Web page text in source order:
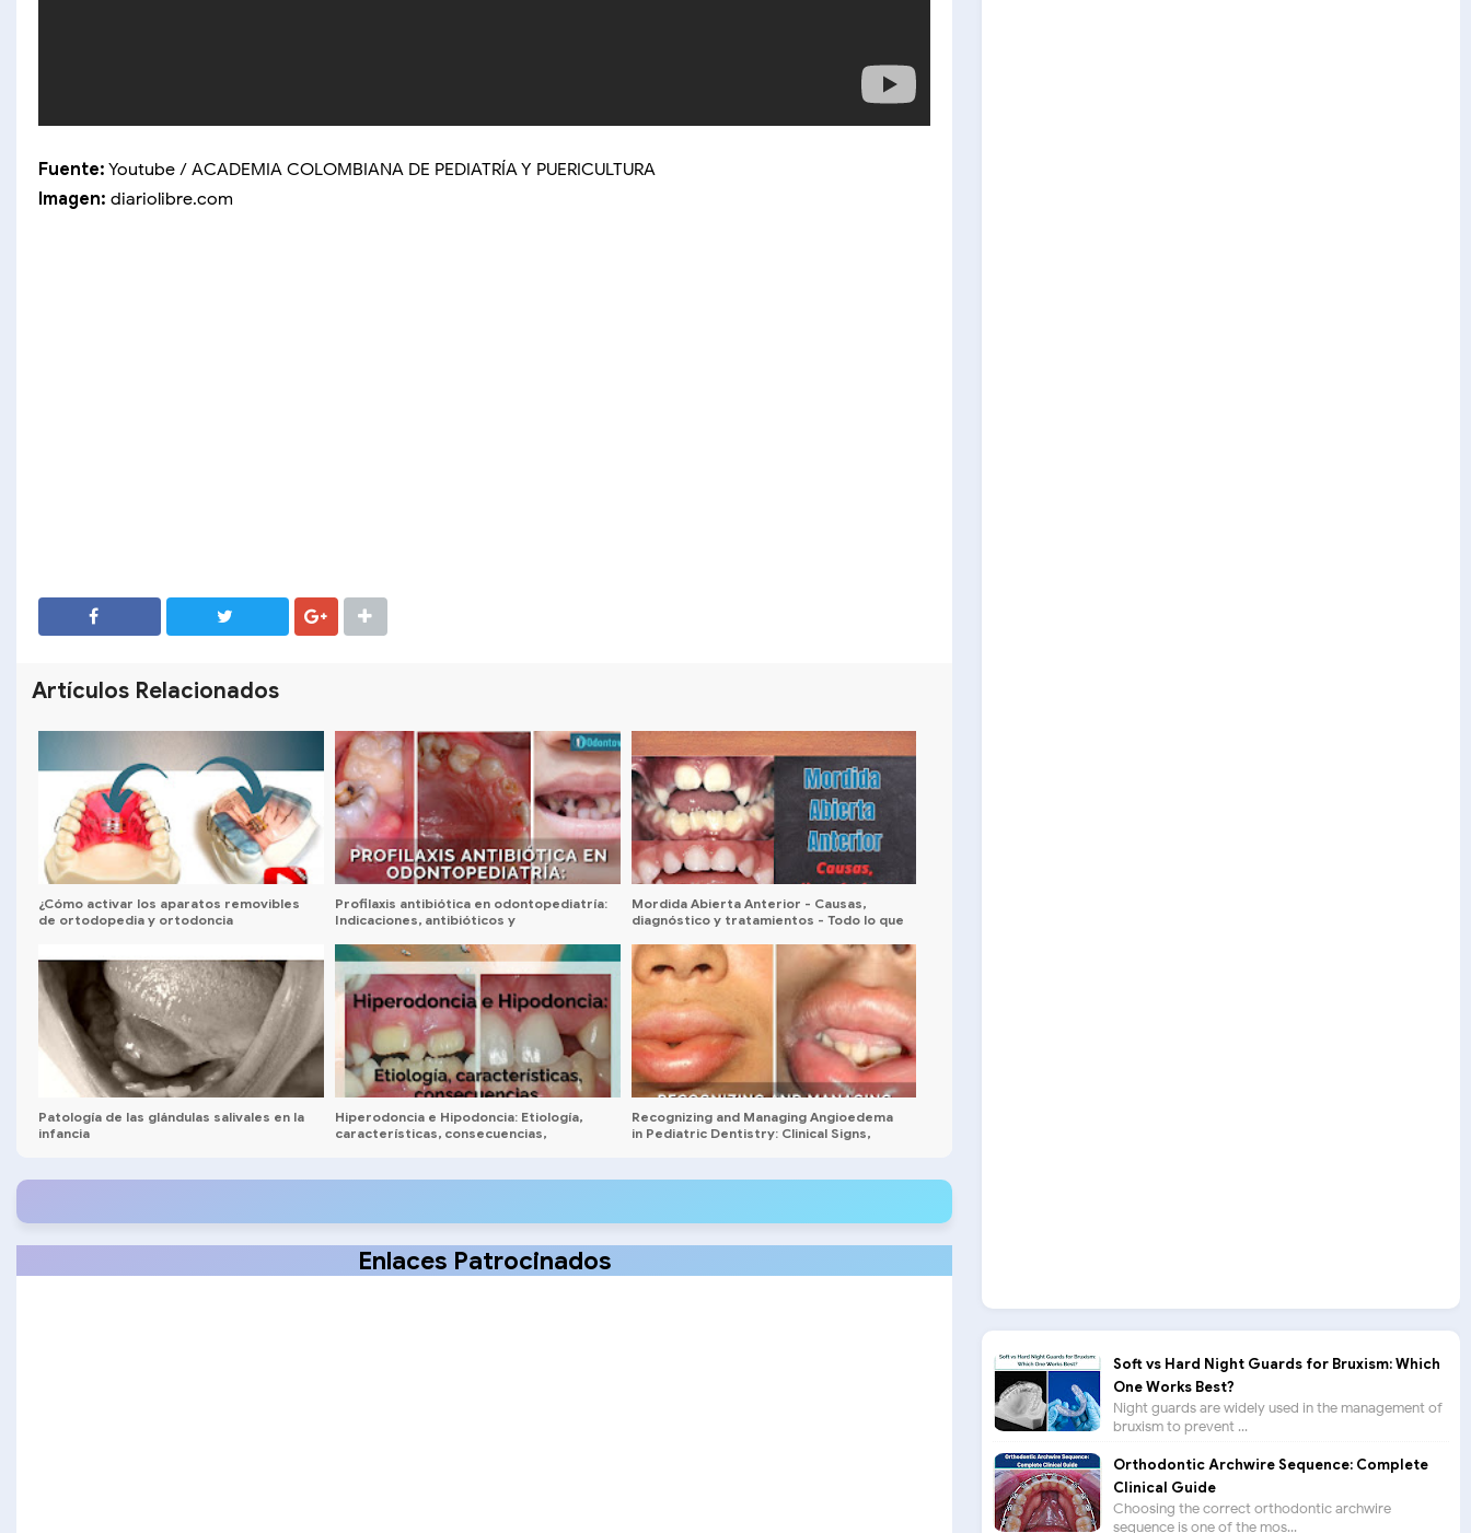
Fuente: Youtube / ACADEMIA COLOMBIANA DE PEDIATRÍA Y PUERICULTURA
Imagen: diariolibre.com
Artículos Relacionados
¿Cómo activar los aparatos removibles
de ortodopedia y ortodoncia
Profilaxis antibiótica en odontopediatría:
Indicaciones, antibióticos y
Mordida Abierta Anterior - Causas,
diagnóstico y tratamientos - Todo lo que
Patología de las glándulas salivales en la
infancia
Hiperodoncia e Hipodoncia: Etiología,
características, consecuencias,
Recognizing and Managing Angioedema
in Pediatric Dentistry: Clinical Signs,
Enlaces Patrocinados
Soft vs Hard Night Guards for Bruxism: Which
One Works Best?
Night guards are widely used in the management of
bruxism to prevent ...
Orthodontic Archwire Sequence: Complete
Clinical Guide
Choosing the correct orthodontic archwire
sequence is one of the mos...